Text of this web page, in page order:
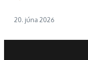
20. júna 2026